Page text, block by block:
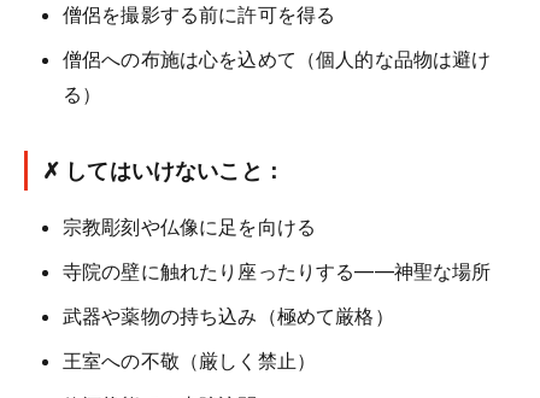
僧侶を撮影する前に許可を得る
僧侶への布施は心を込めて（個人的な品物は避け
る）
✗ してはいけないこと：
宗教彫刻や仏像に足を向ける
寺院の壁に触れたり座ったりする——神聖な場所
武器や薬物の持ち込み（極めて厳格）
王室への不敬（厳しく禁止）